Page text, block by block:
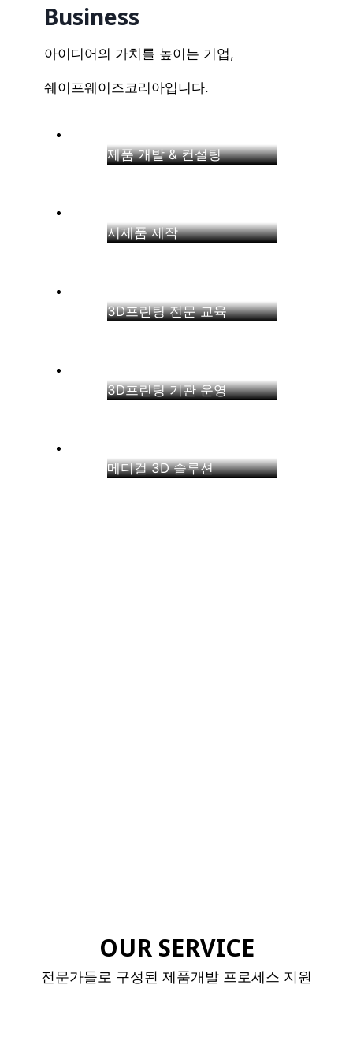
Business
아이디어의 가치를 높이는 기업,
쉐이프웨이즈코리아입니다.
제품 개발 & 컨설팅
시제품 제작
3D프린팅 전문 교육
3D프린팅 기관 운영
메디컬 3D 솔루션
OUR SERVICE
전문가들로 구성된 제품개발 프로세스 지원